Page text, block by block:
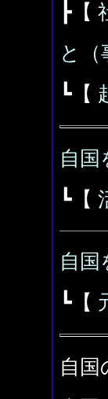
┣【
と（
┗【
自国
┗【
自国
┗【
自国